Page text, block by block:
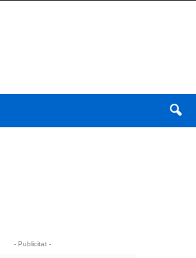
- Publicitat -